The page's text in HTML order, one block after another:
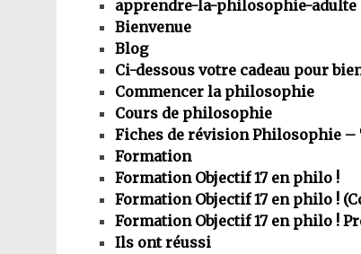
apprendre-la-philosophie-adulte
Bienvenue
Blog
Ci-dessous votre cadeau pour
Commencer la philosophie
Cours de philosophie
Fiches de révision Philosophie
Formation
Formation Objectif 17 en philo !
Formation Objectif 17 en philo !
Formation Objectif 17 en philo !
Ils ont réussi